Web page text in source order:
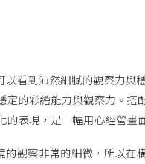
以看到沛然細膩的觀察力與
定的彩繪能力與觀察力。搭
的表現，是一幅用心經營畫
的觀察非常的細微，所以在